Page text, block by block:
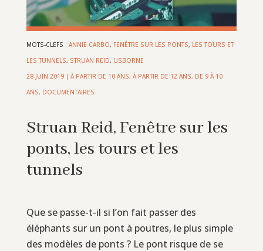
MOTS-CLEFS : ANNIE CARBO, FENÊTRE SUR LES PONTS, LES TOURS ET
LES TUNNELS, STRUAN REID, USBORNE
28 JUIN 2019| À PARTIR DE 10 ANS, À PARTIR DE 12 ANS, DE 9 À 10
ANS, DOCUMENTAIRES
Struan Reid, Fenêtre sur les
ponts, les tours et les
tunnels
Que se passe-t-il si l’on fait passer des
éléphants sur un pont à poutres, le plus simple
des modèles de ponts ? Le pont risque de se